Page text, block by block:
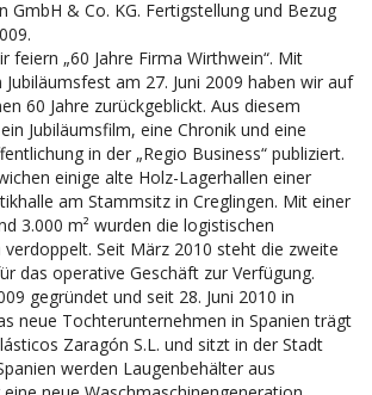
GmbH & Co. KG. Fertigstellung und Bezug
feiern „60 Jahre Firma Wirthwein“. Mit
am 27. Juni 2009 haben wir auf
60 Jahre zurückgeblickt. Aus diesem
Jubiläumsfilm, eine Chronik und eine
in der „Regio Business“ publiziert.
einige alte Holz-Lagerhallen einer
am Stammsitz in Creglingen. Mit einer
3.000 m² wurden die logistischen
Seit März 2010 steht die zweite
das operative Geschäft zur Verfügung.
gegründet und seit 28. Juni 2010 in
neue Tochterunternehmen in Spanien trägt
Zaragón S.L. und sitzt in der Stadt
werden Laugenbehälter aus